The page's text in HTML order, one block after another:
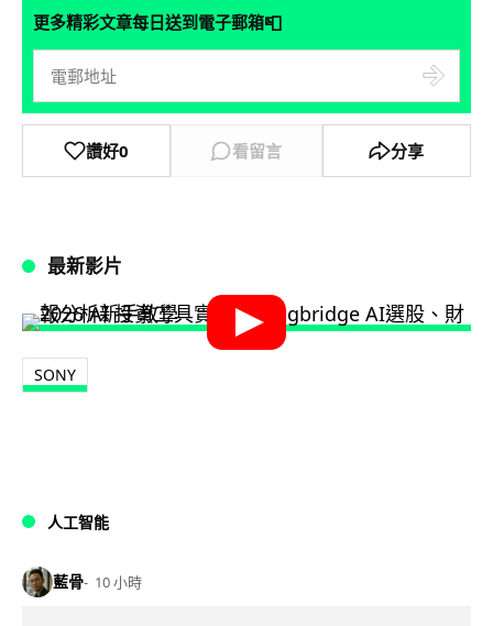
更多精彩文章每日送到電子郵箱📮
讚好0 看留言 分享
最新影片
SONY
人工智能
藍骨 10 小時